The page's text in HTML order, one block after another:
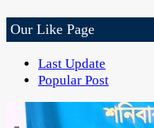
Our Like Page
Last Update
Popular Post